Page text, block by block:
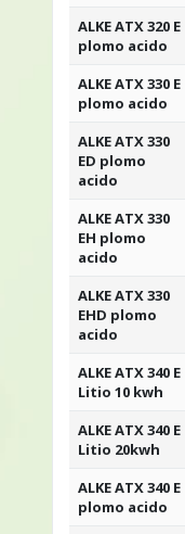
ALKE ATX 320 E
plomo acido
ALKE ATX 330 E
plomo acido
ALKE ATX 330
ED plomo
acido
ALKE ATX 330
EH plomo
acido
ALKE ATX 330
EHD plomo
acido
ALKE ATX 340 E
Litio 10 kwh
ALKE ATX 340 E
Litio 20kwh
ALKE ATX 340 E
plomo acido